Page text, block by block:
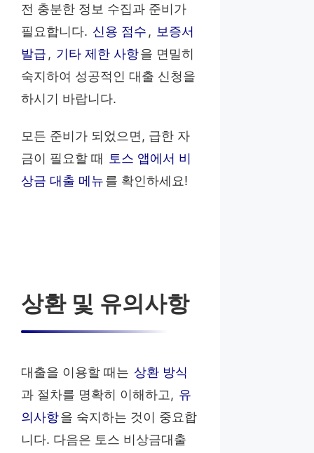
전 충분한 정보 수집과 준비가
필요합니다. 신용 점수 , 보증서
발급 , 기타 제한 사항을 면밀히
숙지하여 성공적인 대출 신청을
하시기 바랍니다.
모든 준비가 되었으면, 급한 자
금이 필요할 때 토스 앱에서 비
상금 대출 메뉴를 확인하세요!
상환 및 유의사항
대출을 이용할 때는 상환 방식
과 절차를 명확히 이해하고, 유
의사항을 숙지하는 것이 중요합
니다. 다음은 토스 비상금대출